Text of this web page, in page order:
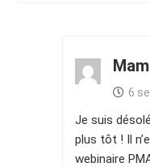
6
Je suis
plus tôt ! Il
webinaire